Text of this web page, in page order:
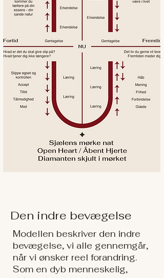
Den indre bevægelse
​​Modellen beskriver den indre
bevægelse, vi alle gennemgår,
når vi ønsker reel forandring.
Som en dyb menneskelig,